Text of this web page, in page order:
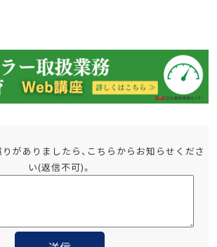
がありましたら、こちらからお知らせくださ
い(返信不可)。